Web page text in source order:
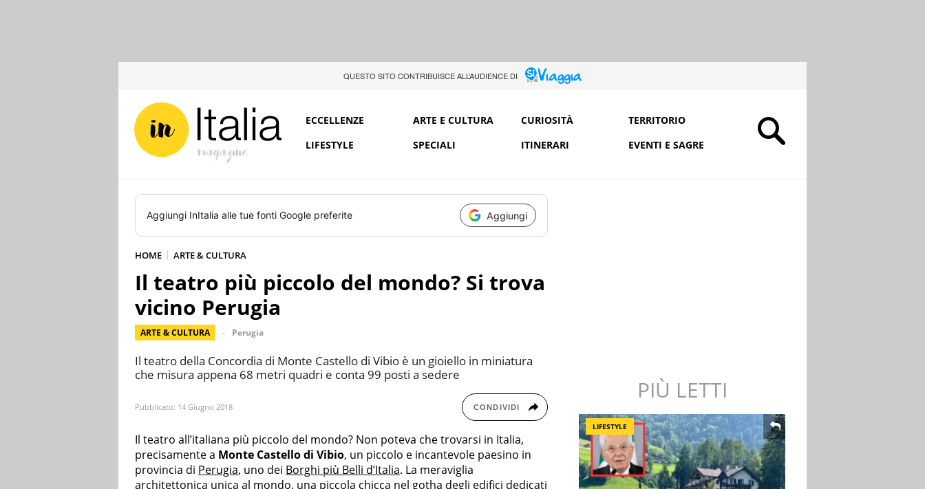
QUESTO SITO CONTRIBUISCE ALL’AUDIENCE DI
ECCELLENZE ARTE E CULTURA CURIOSITÀ
TERRITORIO
LIFESTYLE
SPECIALI ITINERARI EVENTI E SAGRE
Aggiungi InItalia alle tue fonti Google preferite Aggiungi
HOME ARTE & CULTURA
Il teatro più piccolo del mondo? Si trova
vicino Perugia
ARTE & CULTURA Perugia
Il teatro della Concordia di Monte Castello di Vibio è un gioiello in miniatura
che misura appena 68 metri quadri e conta 99 posti a sedere
Pubblicato: 14 Giugno 2018 CONDIVIDI
Il teatro all’italiana più piccolo del mondo? Non poteva che trovarsi in Italia,
precisamente a Monte Castello di Vibio, un piccolo e incantevole paesino in
provincia di Perugia, uno dei Borghi più Belli d’Italia. La meraviglia
architettonica unica al mondo, una piccola chicca nel gotha degli edifici dedicati
PIÙ LETTI
LIFESTYLE